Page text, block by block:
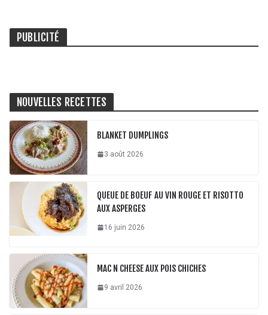
PUBLICITÉ
NOUVELLES RECETTES
BLANKET DUMPLINGS
3 août 2026
QUEUE DE BOEUF AU VIN ROUGE ET RISOTTO
AUX ASPERGES
16 juin 2026
MAC N CHEESE AUX POIS CHICHES
9 avril 2026